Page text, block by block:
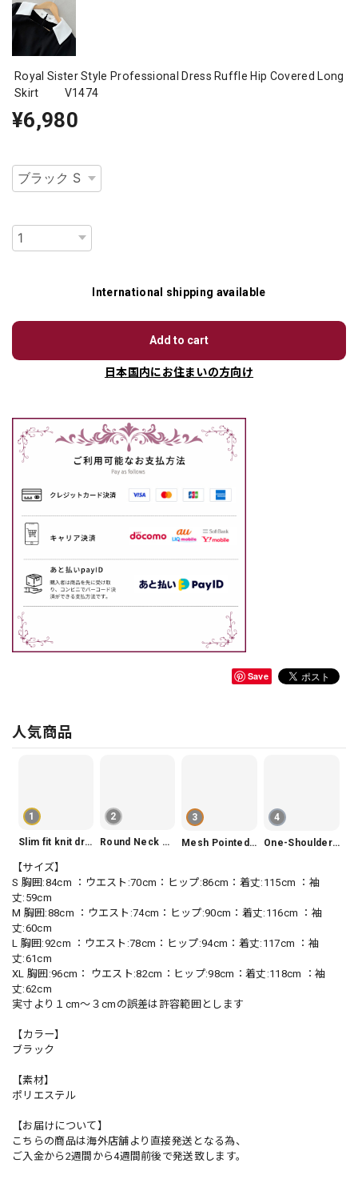
Royal Sister Style Professional Dress Ruffle Hip Covered Long
Skirt V1474
¥6,980
International shipping available
Add to cart
日本国内にお住まいの方向け
Save
人気商品
1
Slim fit knit dress(3color) V1330
2
Round Neck Tiered Sleeveless Dress V2290
3
Mesh Pointed Toe Pumps V165
4
One-Shoulder Slim-Fit Flattering Mermaid Skirt Dress V2295
【サイズ】
S 胸囲:84cm ：ウエスト:70cm：ヒップ:86cm：着丈:115cm ：袖
丈:59cm
M 胸囲:88cm ：ウエスト:74cm：ヒップ:90cm：着丈:116cm ：袖
丈:60cm
L 胸囲:92cm ：ウエスト:78cm：ヒップ:94cm：着丈:117cm ：袖
丈:61cm
XL 胸囲:96cm： ウエスト:82cm：ヒップ:98cm：着丈:118cm ：袖
丈:62cm
実寸より１cm〜３cmの誤差は許容範囲とします
【カラー】
ブラック
【素材】
ポリエステル
【お届けについて】
こちらの商品は海外店舗より直接発送となる為、
ご入金から2週間から4週間前後で発送致します。